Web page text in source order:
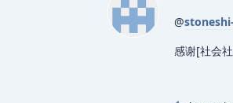
@
感谢[社会